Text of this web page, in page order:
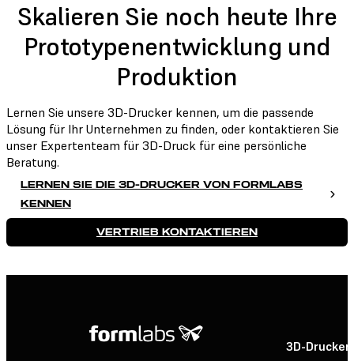
Skalieren Sie noch heute Ihre
Prototypenentwicklung und
Produktion
Lernen Sie unsere 3D-Drucker kennen, um die passende
Lösung für Ihr Unternehmen zu finden, oder kontaktieren Sie
unser Expertenteam für 3D-Druck für eine persönliche
Beratung.
LERNEN SIE DIE 3D-DRUCKER VON FORMLABS
KENNEN
VERTRIEB KONTAKTIEREN
3D-Drucker